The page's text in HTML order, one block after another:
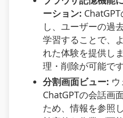
ーション:
し、ユーザーの過
学習することで、
れた体験を提供し
理・削除が可能です
分割画面ビュー:
ChatGPTの会話画
ため、情報を参照